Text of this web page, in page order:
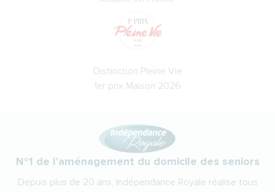
Distinction Pleine Vie
1er prix Maison 2026
N°1 de l'aménagement du domicile des seniors
Depuis plus de 20 ans, Indépendance Royale réalise tous